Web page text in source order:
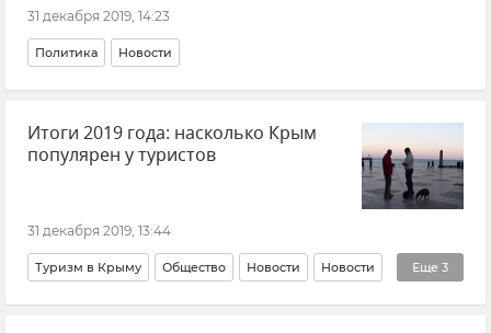
31 декабря 2019, 14:23
Политика Новости
Итоги 2019 года: насколько Крым
популярен у туристов
31 декабря 2019, 13:44
Еще 3
Туризм в Крыму Общество Новости Новости
Крым курортный Новости Туризм